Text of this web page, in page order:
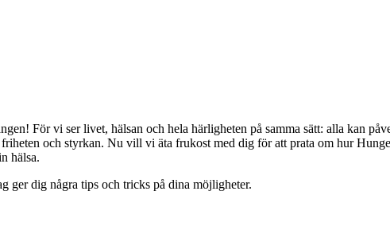
För vi ser livet, hälsan och hela härligheten på samma sätt: alla kan
och styrkan. Nu vill vi äta frukost med dig för att prata om hur
hälsa.
ger dig några tips och tricks på dina möjligheter.